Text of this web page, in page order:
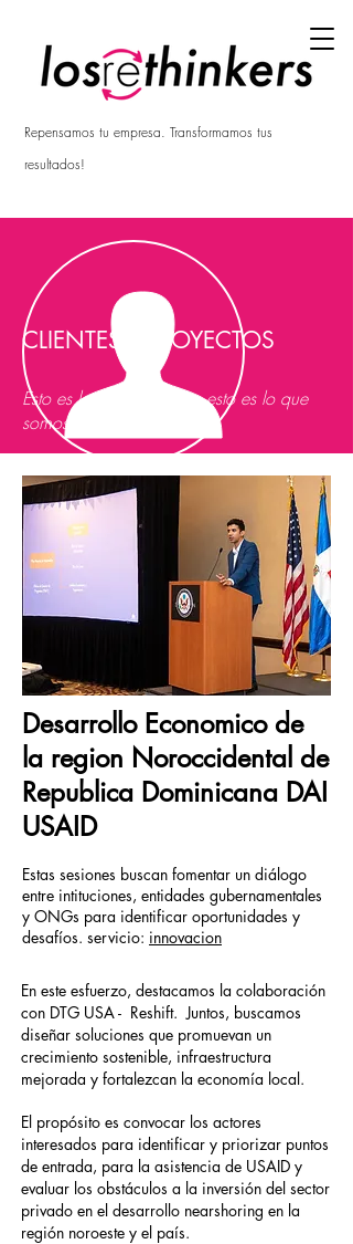
Repensamos tu empresa. Transformamos tus
resultados!
CLIENTES Y PROYECTOS
Esto es lo que hacemos, esto es lo que
somos....
Desarrollo Economico de
la region Noroccidental de
Republica Dominicana DAI
USAID
Estas sesiones buscan fomentar un diálogo
entre intituciones, entidades gubernamentales
y ONGs para identificar oportunidades y
desafíos. servicio: innovacion
En este esfuerzo, destacamos la colaboración
con DTG USA - Reshift. Juntos, buscamos
diseñar soluciones que promuevan un
crecimiento sostenible, infraestructura
mejorada y fortalezcan la economía local.
El propósito es convocar los actores
interesados para identificar y priorizar puntos
de entrada, para la asistencia de USAID y
evaluar los obstáculos a la inversión del sector
privado en el desarrollo nearshoring en la
región noroeste y el país.